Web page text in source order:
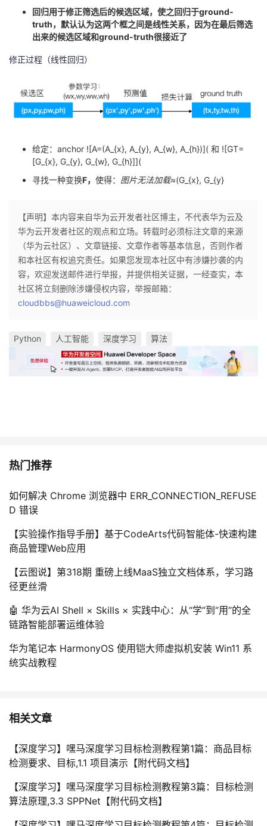
回归用于修正筛选后的候选区域，使之回归于ground-
truth，默认认为这两个框之间是线性关系，因为在最后筛选
出来的候选区域和ground-truth很接近了
修正过程（线性回归）
给定：anchor ![A=(A_{x}, A_{y}, A_{w}, A_{h})]( 和 ![GT=
[G_{x}, G_{y}, G_{w}, G_{h}]](
寻找一种变换F， 使得： 图片无法加载≈(G_{x}, G_{y}
【声明】本内容来自华为云开发者社区博主，不代表华为云及
华为云开发者社区的观点和立场。转载时必须标注文章的来源
（华为云社区）、文章链接、文章作者等基本信息，否则作者
和本社区有权追究责任。如果您发现本社区中有涉嫌抄袭的内
容，欢迎发送邮件进行举报，并提供相关证据，一经查实，本
社区将立刻删除涉嫌侵权内容，举报邮箱：
cloudbbs@huaweicloud.com
Python 人工智能 深度学习 算法
热门推荐
如何解决 Chrome 浏览器中 ERR_CONNECTION_REFUSE
D 错误
【实验操作指导手册】基于CodeArts代码智能体-快速构建
商品管理Web应用
【云图说】第318期 重磅上线MaaS独立文档体系，学习路
径更丝滑
🤖 华为云AI Shell × Skills × 实践中心：从“学”到“用”的全
链路智能部署运维体验
华为笔记本 HarmonyOS 使用铠大师虚拟机安装 Win11 系
统实战教程
相关文章
【深度学习】嘿马深度学习目标检测教程第1篇：商品目标
检测要求、目标,1.1 项目演示【附代码文档】
【深度学习】嘿马深度学习目标检测教程第3篇：目标检测
算法原理,3.3 SPPNet【附代码文档】